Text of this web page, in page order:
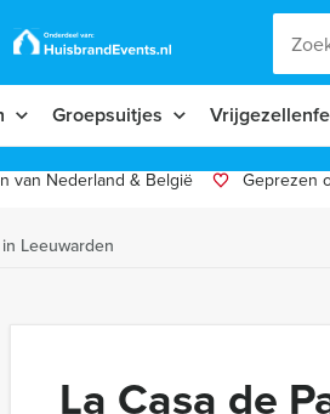
Groepsuitjes
van Nederland & België Geprezen
Leeuwarden
La Casa de